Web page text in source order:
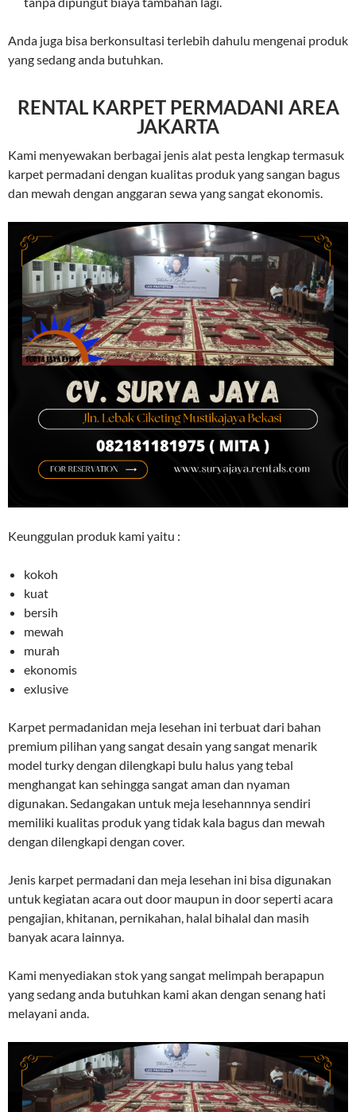
Anda juga bisa berkonsultasi terlebih dahulu mengenai produk
yang sedang anda butuhkan.
RENTAL KARPET PERMADANI AREA
JAKARTA
Kami menyewakan berbagai jenis alat pesta lengkap termasuk
karpet permadani dengan kualitas produk yang sangan bagus
dan mewah dengan anggaran sewa yang sangat ekonomis.
Keunggulan produk kami yaitu :
kokoh
kuat
bersih
mewah
murah
ekonomis
exlusive
Karpet permadanidan meja lesehan ini terbuat dari bahan
premium pilihan yang sangat desain yang sangat menarik
model turky dengan dilengkapi bulu halus yang tebal
menghangat kan sehingga sangat aman dan nyaman
digunakan. Sedangakan untuk meja lesehannnya sendiri
memiliki kualitas produk yang tidak kala bagus dan mewah
dengan dilengkapi dengan cover.
Jenis karpet permadani dan meja lesehan ini bisa digunakan
untuk kegiatan acara out door maupun in door seperti acara
pengajian, khitanan, pernikahan, halal bihalal dan masih
banyak acara lainnya.
Kami menyediakan stok yang sangat melimpah berapapun
yang sedang anda butuhkan kami akan dengan senang hati
melayani anda.